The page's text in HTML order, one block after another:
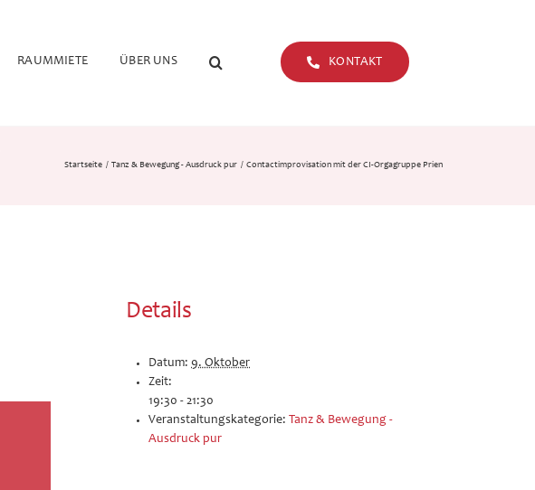
RAUMMIETE ÜBER UNS KONTAKT
Startseite Tanz & Bewegung - Ausdruck pur Contactimprovisation mit der CI-Orgagruppe Prien
Details
Datum: 9. Oktober
Zeit:
19:30 - 21:30
Veranstaltungskategorie: Tanz & Bewegung -
Ausdruck pur